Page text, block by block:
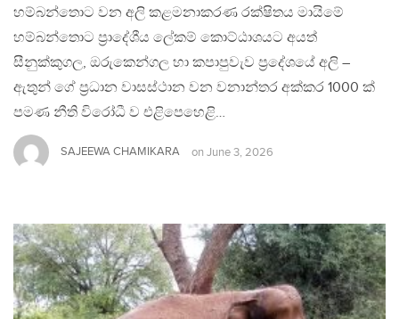
හම්බන්තොට වන අලි කළමනාකරණ රක්ෂිතය මායිමේ
හම්බන්තොට ප්‍රාදේශීය ලේකම් කොට්ඨාශයට අයත්
සීනුක්කුගල, ඔරුකෙන්ගල හා කපාපුවැව ප්‍රදේශයේ අලි –
ඇතුන් ගේ ප්‍රධාන වාසස්ථාන වන වනාන්තර අක්කර 1000 ක්
පමණ නීති විරෝධී ව එළිපෙහෙළි…
SAJEEWA CHAMIKARA on June 3, 2026